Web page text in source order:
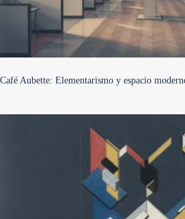
Café Aubette: Elementarismo y espacio